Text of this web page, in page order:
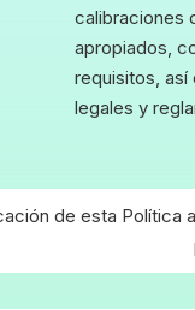
calibraciones
apropiados,
requisitos,
legales y
de esta